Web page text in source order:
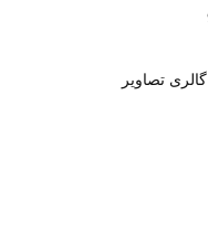
گالری تصاویر